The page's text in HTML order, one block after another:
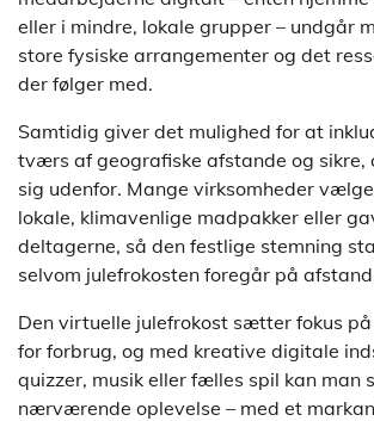
eller i mindre, lokale grupper – undgår
store fysiske arrangementer og det
der følger med.
Samtidig giver det mulighed for at
tværs af geografiske afstande og sikre,
sig udenfor. Mange virksomheder
lokale, klimavenlige madpakker eller
deltagerne, så den festlige stemning
selvom julefrokosten foregår på
Den virtuelle julefrokost sætter fokus
for forbrug, og med kreative digitale
quizzer, musik eller fælles spil kan man
nærværende oplevelse – med et